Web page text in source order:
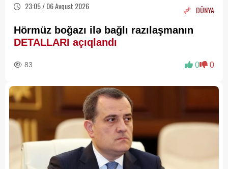
23:05 / 06 Avqust 2026 DÜNYA
Hörmüz boğazı ilə bağlı razılaşmanın
DETALLARI açıqlandı
83 0 0